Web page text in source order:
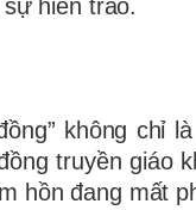
hiến trao.
không chỉ
truyền giáo
hồn đang mất